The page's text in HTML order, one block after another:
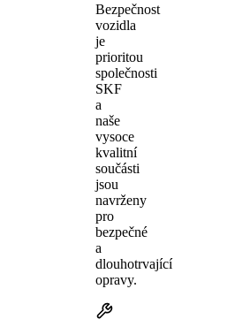
Bezpečnost
vozidla
je
prioritou
společnosti
SKF
a
naše
vysoce
kvalitní
součásti
jsou
navrženy
pro
bezpečné
a
dlouhotrvající
opravy.